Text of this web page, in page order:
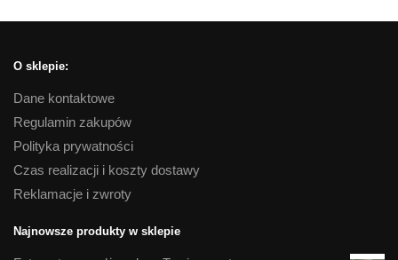
O sklepie:
Dane kontaktowe
Regulamin zakupów
Polityka prywatności
Czas realizacji i koszty dostawy
Reklamacje i zwroty
Najnowsze produkty w sklepie